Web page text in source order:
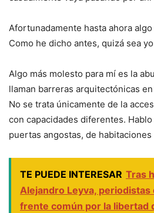
Afortunadamente hasta ahora
Como he dicho antes, quizá sea
Algo más molesto para mí es la
llaman barreras arquitectónicas
No se trata únicamente de la
con capacidades diferentes.
puertas angostas, de
TE PUEDE INTERESAR Tras
Alejandro Leyva, periodistas
frente común por la libertad